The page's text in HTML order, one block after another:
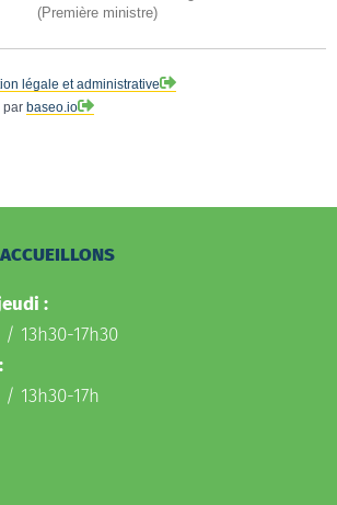
(Première ministre)
légale et administrative
par baseo.io
:
/ 13h30-17h30
/ 13h30-17h